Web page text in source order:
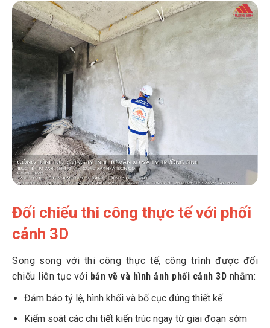
Đối chiếu thi công thực tế với phối
cảnh 3D
Song song với thi công thực tế, công trình được đối
chiếu liên tục với bản vẽ và hình ảnh phối cảnh 3D nhằm:
Đảm bảo tỷ lệ, hình khối và bố cục đúng thiết kế
Kiểm soát các chi tiết kiến trúc ngay từ giai đoạn sớm